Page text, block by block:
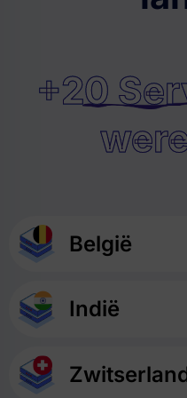
+20
België
Indië